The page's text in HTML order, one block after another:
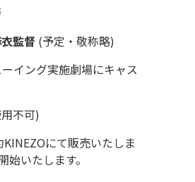
監督 (予定・敬称略)
イング実施劇場にキャス
不可)
にて販売いたしま
いたします。